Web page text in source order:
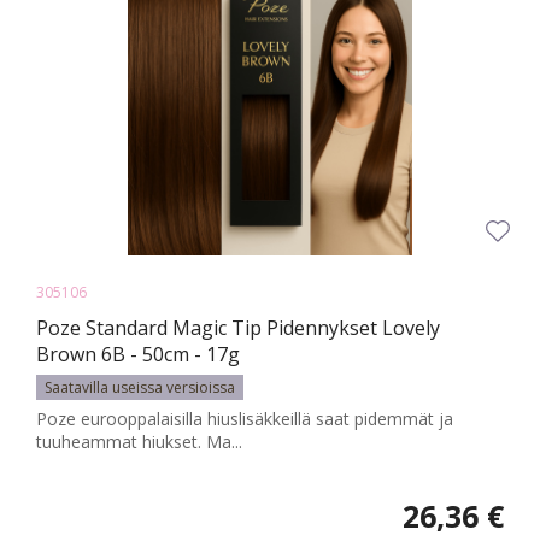
305106
Poze Standard Magic Tip Pidennykset Lovely
Brown 6B - 50cm - 17g
Saatavilla useissa versioissa
Poze eurooppalaisilla hiuslisäkkeillä saat pidemmät ja
tuuheammat hiukset. Ma...
26,36 €